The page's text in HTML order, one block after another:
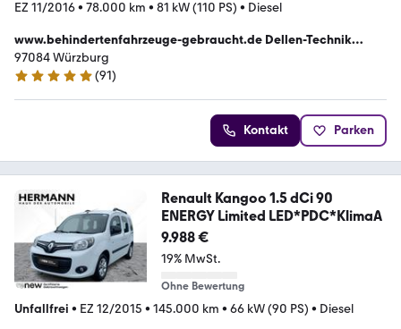
EZ 11/2016• 78.000 km • 81 kW (110 PS) • Diesel
www.behindertenfahrzeuge-gebraucht.de Dellen-Technik
GmbH
97084 Würzburg
5 Sterne
(91)
Kontakt Parken
Renault Kangoo 1.5 dCi 90
ENERGY Limited LED*PDC*KlimaA
9.988 €
19% MwSt.
Ohne Bewertung
Unfallfrei • EZ 12/2015 • 145.000 km • 66 kW (90 PS) • Diesel